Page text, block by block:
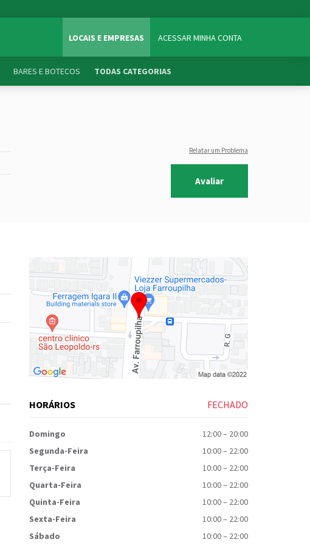
LOCAIS E EMPRESAS ACESSAR MINHA CONTA
BARES E BOTECOS TODAS CATEGORIAS
Relatar um Problema
Avaliar
HORÁRIOS FECHADO
Domingo 12:00– 20:00
Segunda-Feira
10:00– 22:00
Terça-Feira
10:00– 22:00
Quarta-Feira
10:00– 22:00
Quinta-Feira
10:00– 22:00
Sexta-Feira
10:00– 22:00
Sábado
10:00– 22:00